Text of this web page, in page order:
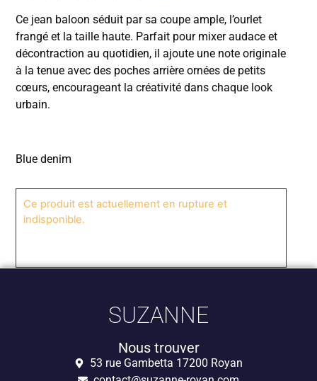
Ce jean baloon séduit par sa coupe ample, l’ourlet
frangé et la taille haute. Parfait pour mixer audace et
décontraction au quotidien, il ajoute une note originale
à la tenue avec des poches arrière ornées de petits
cœurs, encourageant la créativité dans chaque look
urbain.
Blue denim
Ce produit est actuellement en rupture et
indisponible.
SUZANNE
Nous trouver
53 rue Gambetta 17200 Royan